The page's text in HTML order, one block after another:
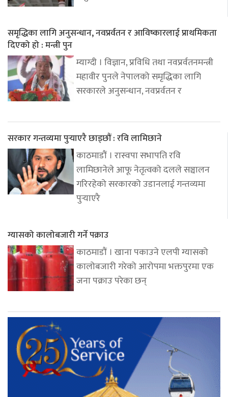
समृद्धिका लागि अनुसन्धान, नवप्रर्वतन र आविष्कारलाई प्राथमिकता
दिएको हो : मन्त्री पुन
म्याग्दी । विज्ञान, प्रविधि तथा नवप्रर्वतनमन्त्री
महावीर पुनले नेपालको समृद्धिका लागि
सरकारले अनुसन्धान, नवप्रर्वतन र
सरकार गन्तव्यमा पुर्‍याएरै छाड्छौं : रवि लामिछाने
काठमाडौं । रास्वपा सभापति रवि
लामिछानेले आफू नेतृत्वको दलले सञ्चालन
गरिरहेको सरकारको उडानलाई गन्तव्यमा
पुर्‍याएरै
ग्यासको कालोबजारी गर्ने पक्राउ
काठमाडौं । खाना पकाउने एलपी ग्यासको
कालोबजारी गरेको आरोपमा भक्तपुरमा एक
जना पक्राउ परेका छन्